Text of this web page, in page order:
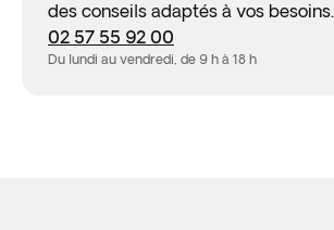
des conseils adaptés à vos besoins.
02 57 55 92 00
Du lundi au vendredi, de 9 h à 18 h